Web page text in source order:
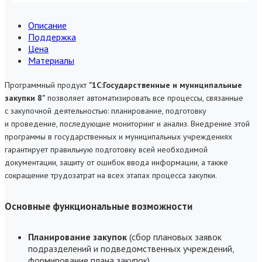
Описание
Поддержка
Цена
Материалы
Программный продукт "1С:Государственные и муниципальные
закупки 8" позволяет автоматизировать все процессы, связанные
с закупочной деятельностью: планирование, подготовку
и проведение, последующие мониторинг и анализ. Внедрение этой
программы в государственных и муниципальных учреждениях
гарантирует правильную подготовку всей необходимой
документации, защиту от ошибок ввода информации, а также
сокращение трудозатрат на всех этапах процесса закупки.
Основные функциональные возможности
Планирование закупок (сбор плановых заявок
подразделений и подведомственных учреждений,